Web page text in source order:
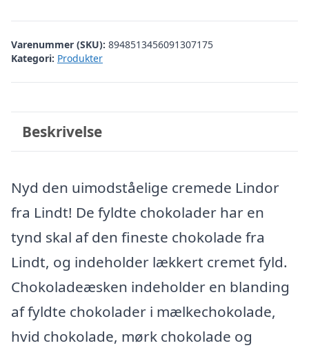
Varenummer (SKU): 8948513456091307175
Kategori: Produkter
Beskrivelse
Nyd den uimodståelige cremede Lindor
fra Lindt! De fyldte chokolader har en
tynd skal af den fineste chokolade fra
Lindt, og indeholder lækkert cremet fyld.
Chokoladeæsken indeholder en blanding
af fyldte chokolader i mælkechokolade,
hvid chokolade, mørk chokolade og